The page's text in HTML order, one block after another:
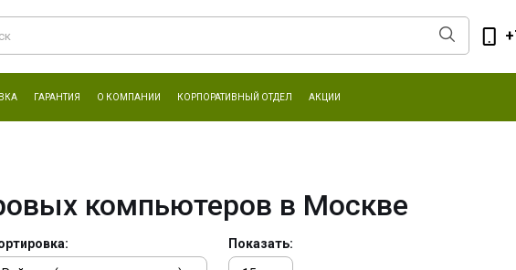
ГАРАНТИЯ О КОМПАНИИ КОРПОРАТИВНЫЙ ОТДЕЛ АКЦИИ
компьютеров в Москве
Показать: